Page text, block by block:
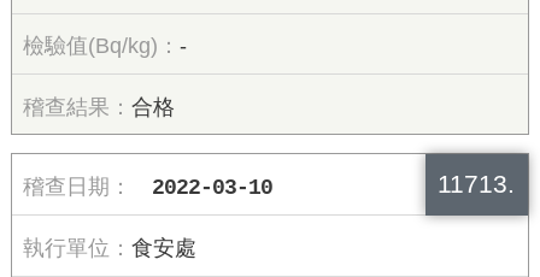
-
合格
11713.
2022-03-10
食安處